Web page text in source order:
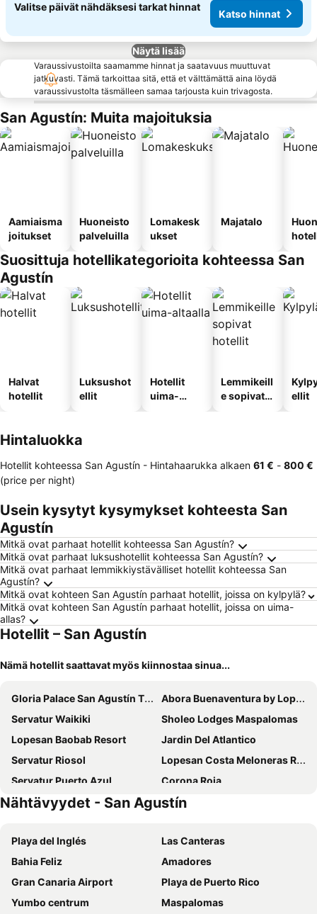
Valitse päivät nähdäksesi tarkat hinnat
Katso hinnat
Näytä lisää
Varaussivustoilta saamamme hinnat ja saatavuus muuttuvat
jatkuvasti. Tämä tarkoittaa sitä, että et välttämättä aina löydä
varaussivustolta täsmälleen samaa tarjousta kuin trivagosta.
San Agustín: Muita majoituksia
Aamiaisma
joitukset
Huoneisto
palveluilla
Lomakesk
ukset
Majatalo
Suosittuja hotellikategorioita kohteessa San
Agustín
Halvat
hotellit
Luksushot
ellit
Hotellit
uima-
Lemmikeill
e sopivat
ellit
Hintaluokka
Hotellit kohteessa San Agustín - Hintahaarukka alkaen ‎61 € - ‎800 €
(price per night)
Usein kysytyt kysymykset kohteesta San
Agustín
Mitkä ovat parhaat hotellit kohteessa San Agustín?
Mitkä ovat parhaat luksushotellit kohteessa San Agustín?
Mitkä ovat parhaat lemmikkiystävälliset hotellit kohteessa San
Agustín?
Mitkä ovat kohteen San Agustín parhaat hotellit, joissa on kylpylä?
Mitkä ovat kohteen San Agustín parhaat hotellit, joissa on uima-
allas?
Hotellit – San Agustín
Nämä hotellit saattavat myös kiinnostaa sinua...
Gloria Palace San Agustín Thalasso & Hotel
Abora Buenaventura by Lopesan Hotels
Servatur Waikiki
Sholeo Lodges Maspalomas
Lopesan Baobab Resort
Jardin Del Atlantico
Servatur Riosol
Lopesan Costa Meloneras Resort & SPA
Servatur Puerto Azul
Corona Roja
Relaxia Beverly Park
HD Parque Cristobal Gran Canaria
Hotel LIVVO Koala Garden
Palm Oasis Maspalomas
Mirador Maspalomas by Dunas
Roca Verde by Folias Hotels
Hotel Europalace
Servatur Playa Bonita
Lopesan Villa del Conde Resort & Thalasso
HL Suitehotel Playa del Ingles
Nähtävyydet - San Agustín
Playa del Inglés
Las Canteras
Bahia Feliz
Amadores
Gran Canaria Airport
Playa de Puerto Rico
Yumbo centrum
Maspalomas